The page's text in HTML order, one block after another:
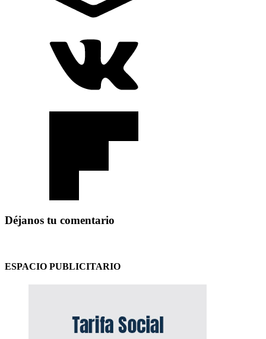
Déjanos tu comentario
ESPACIO PUBLICITARIO